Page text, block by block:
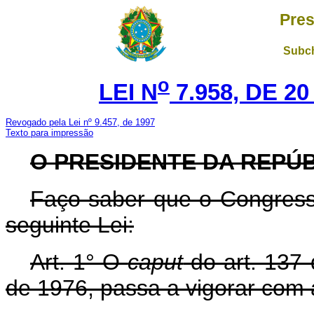
LEI No 7.958, DE
Revogado pela Lei nº 9.457, de 1997
Texto para impressão
O PRESIDENTE DA
Faço saber que o
seguinte Lei:
Art. 1° Ocaputdo art. 137
de 1976, passa a vigorar com